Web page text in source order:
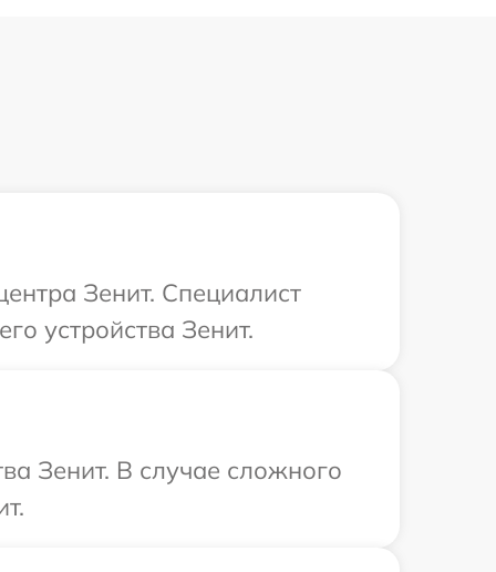
Зенит. Специалист
устройства Зенит.
Зенит. В случае сложного